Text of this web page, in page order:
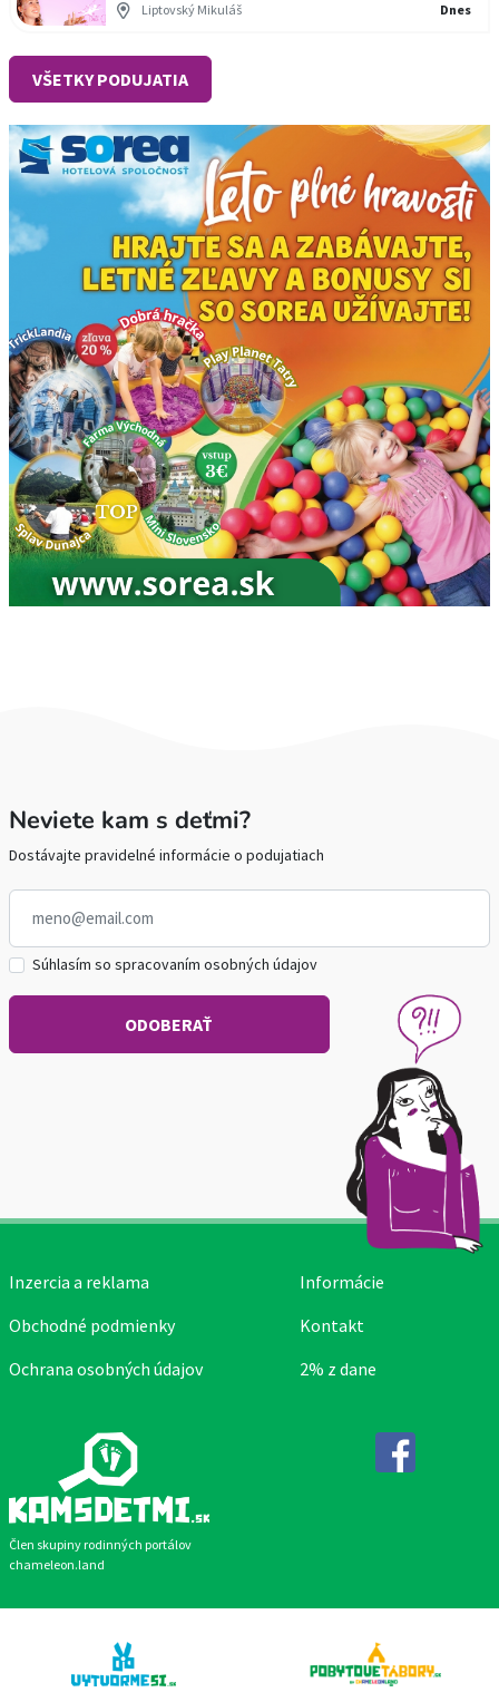
Liptovský Mikuláš Dnes
VŠETKY PODUJATIA
Neviete kam s deťmi?
Dostávajte pravidelné informácie o podujatiach
Súhlasím so spracovaním osobných údajov
Člen skupiny rodinných portálov
chameleon.land
Inzercia a reklama
Obchodné podmienky
Ochrana osobných údajov
Informácie
Kontakt
2% z dane